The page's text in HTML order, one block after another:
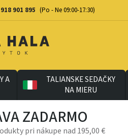
901 895 (Po - Ne 09:00-17:30)
A
TALIANSKE SEDAČKY
NA MIERU
ZADARMO
pri nákupe nad 195,00 €